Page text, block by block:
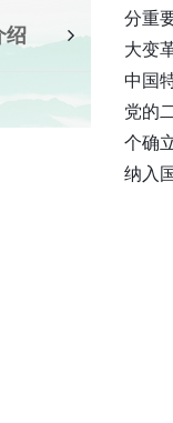
绍
分重
大变
中国
党的
个确
纳入